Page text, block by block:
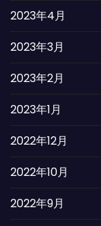
2023年4月
2023年3月
2023年2月
2023年1月
2022年12月
2022年10月
2022年9月